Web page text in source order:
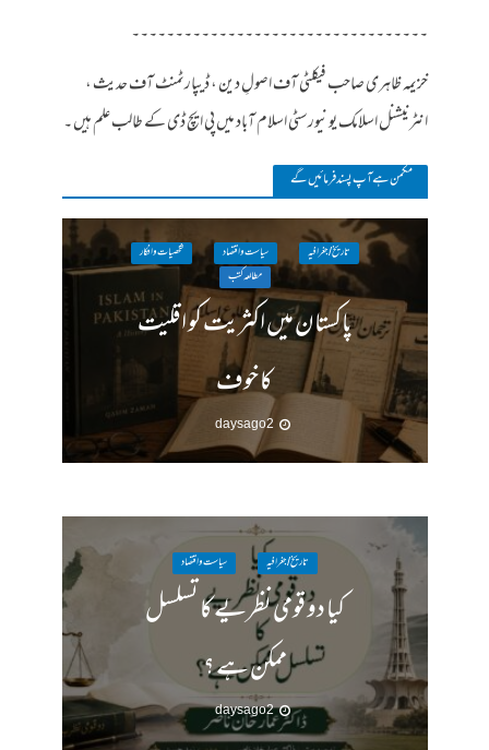
۔۔۔۔۔۔۔۔۔۔۔۔۔۔۔۔۔۔۔۔۔۔۔۔۔۔۔۔۔۔۔۔۔۔
خزیمہ ظاہری صاحب فیکلٹی آف اصولِ دین ، ڈیپارٹمنٹ آف حدیث ،
انٹرنیشنل اسلامک یونیورسٹی اسلام آباد میں پی ایچ ڈی کے طالب علم ہیں ۔
مکمن ہےآپ پسند فرمائیں گے
تاریخ / جغرافیہ سیاست واقتصاد
شخصیات وافکار
مطالعہ کتب
پاکستان میں اکثریت کو اقلیت
کا خوف
2 days ago
تاریخ / جغرافیہ سیاست واقتصاد
کیا دو قومی نظریے کا تسلسل
ممکن ہے ؟
2 days ago